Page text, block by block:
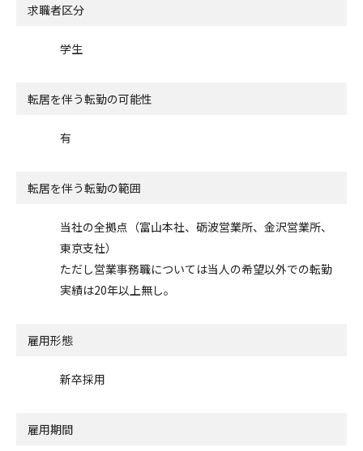
求職者区分
学生
転居を伴う転勤の可能性
有
転居を伴う転勤の範囲
当社の全拠点（富山本社、砺波営業所、金沢営業所、
東京支社）
ただし営業事務職については当人の希望以外での転勤
実績は20年以上無し。
雇用形態
新卒採用
雇用期間